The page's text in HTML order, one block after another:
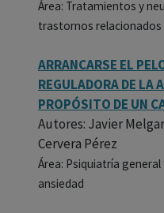
Área: Tratamientos y
trastornos
ARRANCARSE EL
REGULADORA DE LA
PROPÓSITO DE UN
Autores: Javier
Cervera Pérez
Área: Psiquiatría
ansiedad